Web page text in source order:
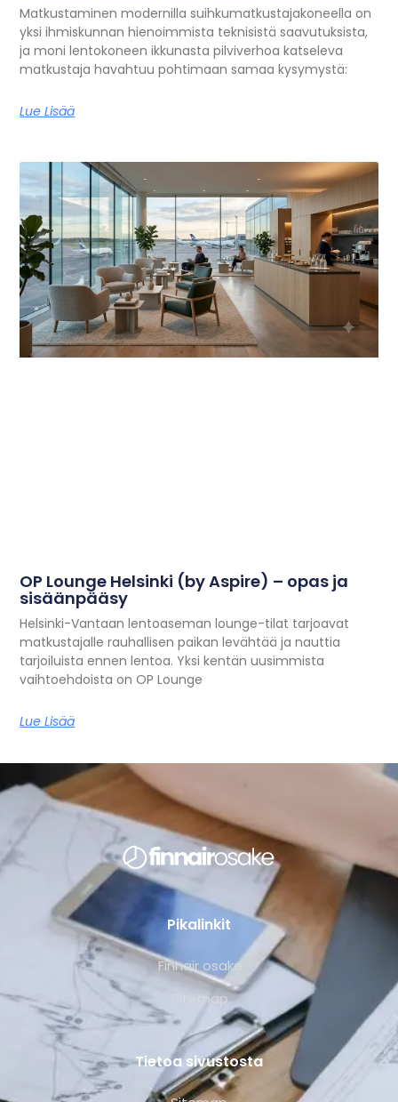
Matkustaminen modernilla suihkumatkustajakoneella on
yksi ihmiskunnan hienoimmista teknisistä saavutuksista,
ja moni lentokoneen ikkunasta pilviverhoa katseleva
matkustaja havahtuu pohtimaan samaa kysymystä:
Lue Lisää
OP Lounge Helsinki (by Aspire) – opas ja
sisäänpääsy
Helsinki-Vantaan lentoaseman lounge-tilat tarjoavat
matkustajalle rauhallisen paikan levähtää ja nauttia
tarjoiluista ennen lentoa. Yksi kentän uusimmista
vaihtoehdoista on OP Lounge
Lue Lisää
Pikalinkit
Finnair osake
Sitemap
Tietoa sivustosta